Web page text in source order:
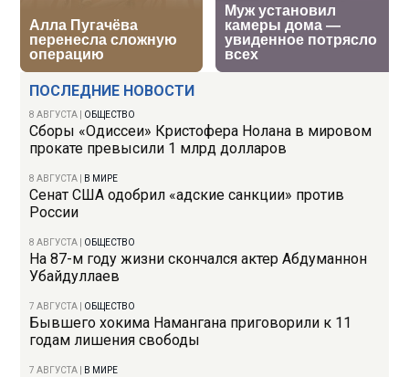
ПОСЛЕДНИЕ НОВОСТИ
8 АВГУСТА ОБЩЕСТВО
Сборы «Одиссеи» Кристофера Нолана в мировом
прокате превысили 1 млрд долларов
8 АВГУСТА В МИРЕ
Сенат США одобрил «адские санкции» против
России
8 АВГУСТА ОБЩЕСТВО
На 87-м году жизни скончался актер Абдуманнон
Убайдуллаев
7 АВГУСТА ОБЩЕСТВО
Бывшего хокима Намангана приговорили к 11
годам лишения свободы
7 АВГУСТА В МИРЕ